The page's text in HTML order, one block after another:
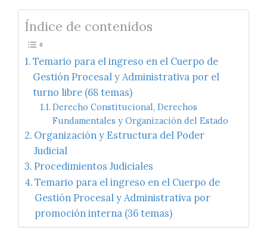
Índice de contenidos
Temario para el ingreso en el Cuerpo de
Gestión Procesal y Administrativa por el
turno libre (68 temas)
Derecho Constitucional, Derechos
Fundamentales y Organización del Estado
Organización y Estructura del Poder
Judicial
Procedimientos Judiciales
Temario para el ingreso en el Cuerpo de
Gestión Procesal y Administrativa por
promoción interna (36 temas)